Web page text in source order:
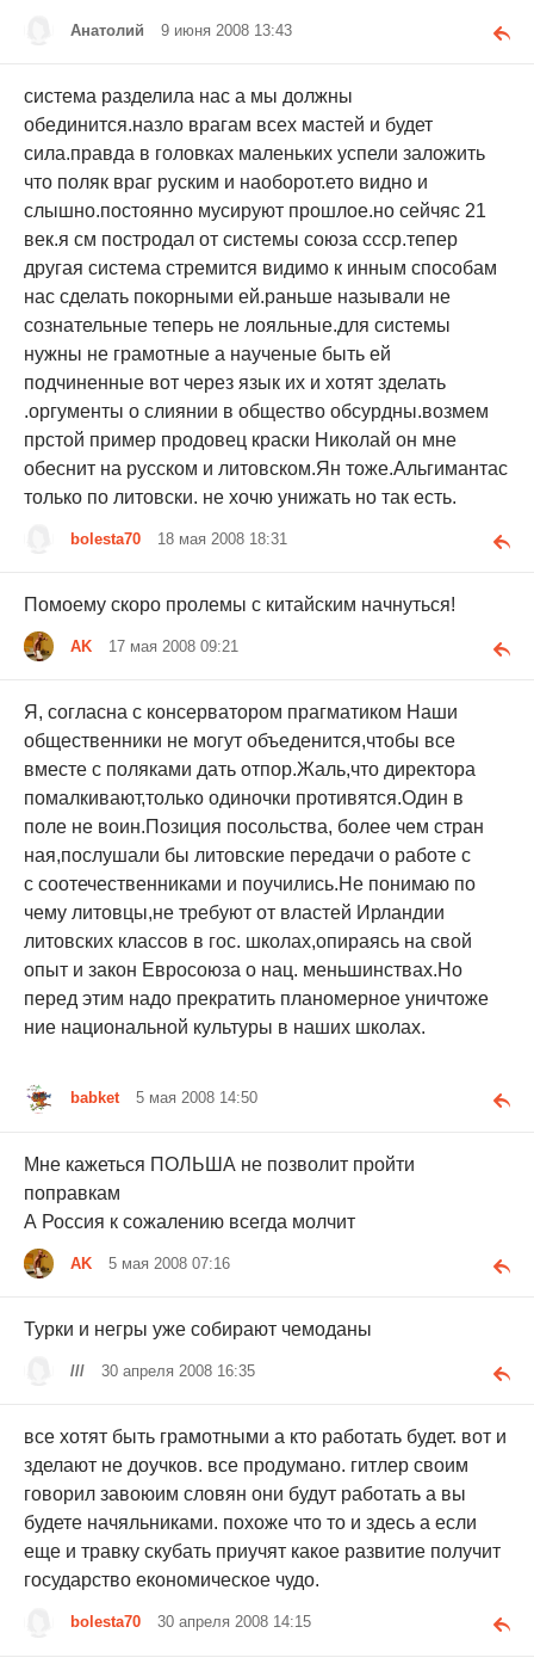
Анатолий 9 июня 2008 13:43
система разделила нас а мы должны
обединится.назло врагам всех мастей и будет
сила.правда в головках маленьких успели заложить
что поляк враг руским и наоборот.ето видно и
слышно.постоянно мусируют прошлое.но сейчяс 21
век.я см постродал от системы союза ссср.тепер
другая система стремится видимо к инным способам
нас сделать покорными ей.раньше называли не
сознательные теперь не лояльные.для системы
нужны не грамотные а наученые быть ей
подчиненные вот через язык их и хотят зделать
.оргументы о слиянии в общество обсурдны.возмем
прстой пример продовец краски Николай он мне
обеснит на русском и литовском.Ян тоже.Альгимантас
только по литовски. не хочю унижать но так есть.
bolesta70 18 мая 2008 18:31
Помоему скоро пролемы с китайским начнуться!
AK 17 мая 2008 09:21
Я, согласна с консерватором прагматиком Наши
общественники не могут объеденится,чтобы все
вместе с поляками дать отпор.Жаль,что директора
помалкивают,только одиночки противятся.Один в
поле не воин.Позиция посольства, более чем стран
ная,послушали бы литовские передачи о работе с
с соотечественниками и поучились.Не понимаю по
чему литовцы,не требуют от властей Ирландии
литовских классов в гос. школах,опираясь на свой
опыт и закон Евросоюза о нац. меньшинствах.Но
перед этим надо прекратить планомерное уничтоже
ние национальной культуры в наших школах.
babket 5 мая 2008 14:50
Мне кажеться ПОЛЬША не позволит пройти
поправкам
А Россия к сожалению всегда молчит
AK 5 мая 2008 07:16
Турки и негры уже собирают чемоданы
/// 30 апреля 2008 16:35
все хотят быть грамотными а кто работать будет. вот и
зделают не доучков. все продумано. гитлер своим
говорил завоюим словян они будут работать а вы
будете начяльниками. похоже что то и здесь а если
еще и травку скубать приучят какое развитие получит
государство економическое чудо.
bolesta70 30 апреля 2008 14:15